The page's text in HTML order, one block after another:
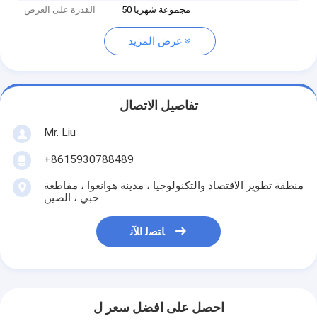
القدرة على العرض
50 مجموعة شهريا
عرض المزيد
تفاصيل الاتصال
Mr. Liu
+8615930788489
منطقة تطوير الاقتصاد والتكنولوجيا ، مدينة هوانغوا ، مقاطعة
خبي ، الصين
ﺎﺘﺼﻟ ﺍﻶﻧ
احصل على افضل سعر ل